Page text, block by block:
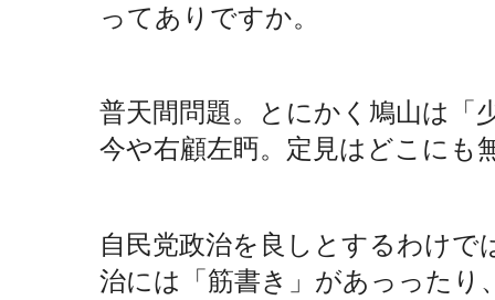
ってありですか。
普天間問題。とにかく鳩山は「
今や右顧左眄。定見はどこにも
自民党政治を良しとするわけ
治には「筋書き」があっったり